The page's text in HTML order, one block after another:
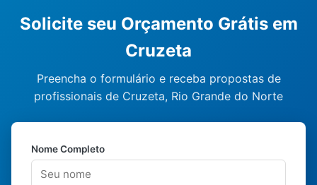
Solicite seu Orçamento Grátis em
Cruzeta
Preencha o formulário e receba propostas de
profissionais de Cruzeta, Rio Grande do Norte
Nome Completo